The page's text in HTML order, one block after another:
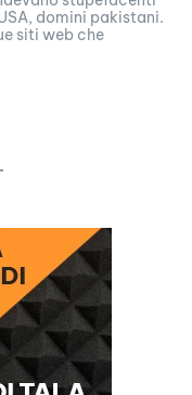
domini pakistani.
siti web che